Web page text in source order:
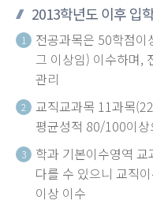
2013학년도 이후 입
1
전공과목은 50학점이
그 이상임) 이수하며,
관리
2
교직교과목 11과목
평균성적 80/100이상
3
학과 기본이수영역
다를 수 있으니 교직
이상 이수